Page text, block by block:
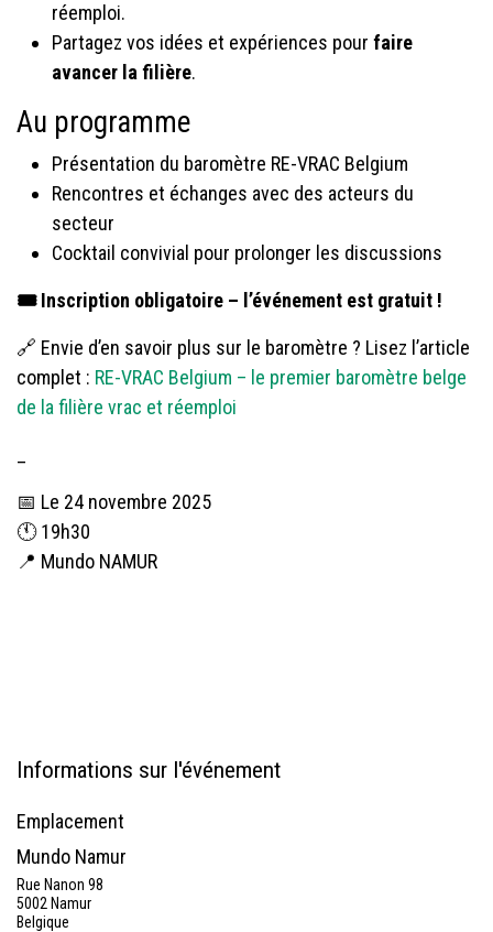
réemploi.
Partagez vos idées et expériences pour faire
avancer la filière.
Au programme
Présentation du baromètre RE-VRAC Belgium
Rencontres et échanges avec des acteurs du
secteur
Cocktail convivial pour prolonger les discussions
🎟️ Inscription obligatoire – l’événement est gratuit !
🔗 Envie d’en savoir plus sur le baromètre ? Lisez l’article
complet : RE-VRAC Belgium – le premier baromètre belge
de la filière vrac et réemploi
📅 Le 24 novembre 2025
🕚 19h30
📍 Mundo NAMUR
Informations sur l'événement
Emplacement
Mundo Namur
Rue Nanon 98
5002 Namur
Belgique